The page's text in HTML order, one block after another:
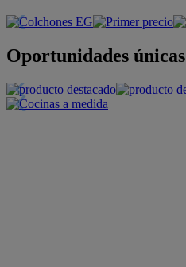
Oportunidades únicas